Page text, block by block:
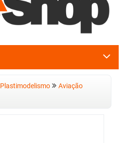
Plastimodelismo
Aviação